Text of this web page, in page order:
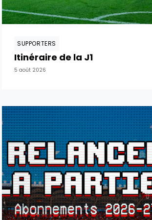
SUPPORTERS
Itinéraire de la J1
5 août 2026